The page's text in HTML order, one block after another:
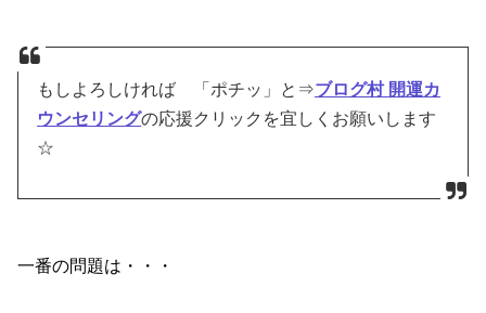
もしよろしければ 「ポチッ」と⇒ブログ村 開運カ
ウンセリングの応援クリックを宜しくお願いします
☆
一番の問題は・・・